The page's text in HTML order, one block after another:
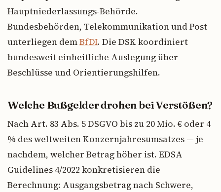
Hauptniederlassungs-Behörde.
Bundesbehörden, Telekommunikation und Post
unterliegen demBfDI. Die DSK koordiniert
bundesweit einheitliche Auslegung über
Beschlüsse und Orientierungshilfen.
Welche Bußgelder drohen bei Verstößen?
Nach Art. 83 Abs. 5 DSGVO bis zu 20 Mio. € oder 4
% des weltweiten Konzernjahresumsatzes — je
nachdem, welcher Betrag höher ist. EDSA
Guidelines 4/2022 konkretisieren die
Berechnung: Ausgangsbetrag nach Schwere,